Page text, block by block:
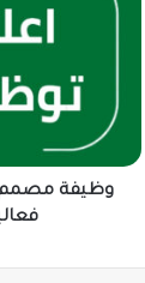
ثلاثي
تنظيم
فعاليات
ومعارض
بجدةوظيفة مصمم